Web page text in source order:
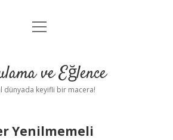
Anasayfa
Yasal Uyarı
menüyü
ve Eğlence
dünyada keyifli bir macera!
Yenilmemeli